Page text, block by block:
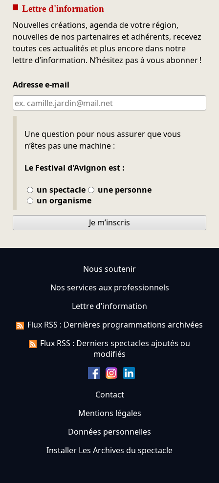
Lettre d'information
Nouvelles créations, agenda de votre région,
nouvelles de nos partenaires et adhérents, recevez
toutes ces actualités et plus encore dans notre
lettre d’information. N’hésitez pas à vous abonner !
Adresse e-mail
Une question pour nous assurer que vous
n’êtes pas une machine :
Le Festival d'Avignon est :
un spectacle
une personne
un organisme
Ne pas remplir
Je m’inscris
Nous soutenir
Nos services aux professionnels
Lettre d'information
Flux RSS : Dernières programmations archivées
Flux RSS : Derniers spectacles ajoutés ou
modifiés
Contact
Mentions légales
Données personnelles
Installer Les Archives du spectacle